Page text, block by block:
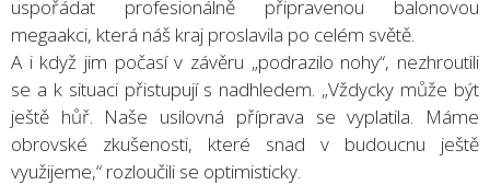
uspořádat profesionálně připravenou balonovou
megaakci, která náš kraj proslavila po celém světě.
A i když jim počasí v závěru „podrazilo nohy“, nezhroutili
se a k situaci přistupují s nadhledem. „Vždycky může být
ještě hůř. Naše usilovná příprava se vyplatila. Máme
obrovské zkušenosti, které snad v budoucnu ještě
využijeme,“ rozloučili se optimisticky.